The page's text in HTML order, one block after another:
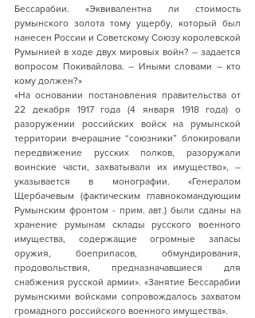
Бессарабии. «Эквивалентна ли стоимость
румынского золота тому ущербу, который был
нанесен России и Советскому Союзу королевской
Румынией в ходе двух мировых войн? – задается
вопросом Покивайлова. – Иными словами – кто
кому должен?»
«На основании постановления правительства от
22 декабря 1917 года (4 января 1918 года) о
разоружении российских войск на румынской
территории вчерашние “союзники” блокировали
передвижение русских полков, разоружали
воинские части, захватывали их имущество», –
указывается в монографии. «Генералом
Щербачевым (фактическим главнокомандующим
Румынским фронтом - прим. авт.) были сданы на
хранение румынам склады русского военного
имущества, содержащие огромные запасы
оружия, боеприпасов, обмундирования,
продовольствия, предназначавшиеся для
снабжения русской армии». «Занятие Бессарабии
румынскими войсками сопровождалось захватом
громадного российского военного имущества».